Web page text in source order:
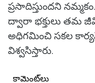
ప్రసాదిస్తుందని
ద్వారా భక్తులు తమ
అధిగమించి సకల
విశ్వసిస్తారు.
కామెంట్‌లు